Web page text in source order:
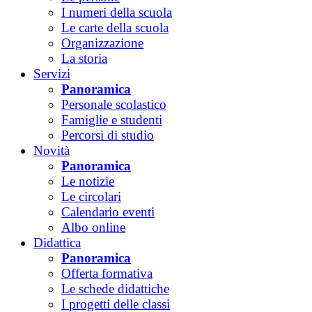
I numeri della scuola
Le carte della scuola
Organizzazione
La storia
Servizi
Panoramica
Personale scolastico
Famiglie e studenti
Percorsi di studio
Novità
Panoramica
Le notizie
Le circolari
Calendario eventi
Albo online
Didattica
Panoramica
Offerta formativa
Le schede didattiche
I progetti delle classi